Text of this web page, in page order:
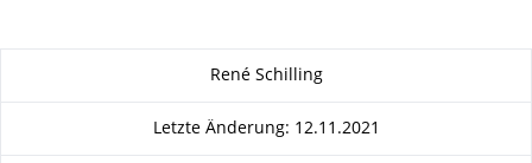
René Schilling
Letzte Änderung: 12.11.2021